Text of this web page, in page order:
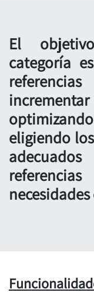
El
categoría
eligiendo